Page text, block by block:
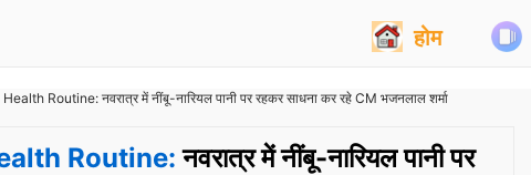
होम
Routine: नवरात्र में नींबू-नारियल पानी पर रहकर साधना कर रहे CM भजनलाल शर्मा
Routine: नवरात्र में नींबू-नारियल पानी पर